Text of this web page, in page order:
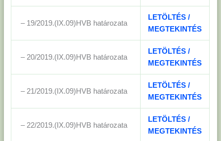
– 19/2019.(IX.09)HVB határozata
LETÖLTÉS /
MEGTEKINTÉS
– 20/2019.(IX.09)HVB határozata
LETÖLTÉS /
MEGTEKINTÉS
– 21/2019.(IX.09)HVB határozata
LETÖLTÉS /
MEGTEKINTÉS
– 22/2019.(IX.09)HVB határozata
LETÖLTÉS /
MEGTEKINTÉS